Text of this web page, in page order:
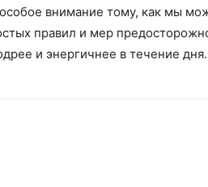
внимание тому, как мы
правил и мер
и энергичнее в течение дня.